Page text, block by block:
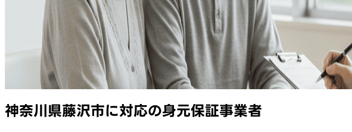
神奈川県藤沢市に対応の身元保証事業者